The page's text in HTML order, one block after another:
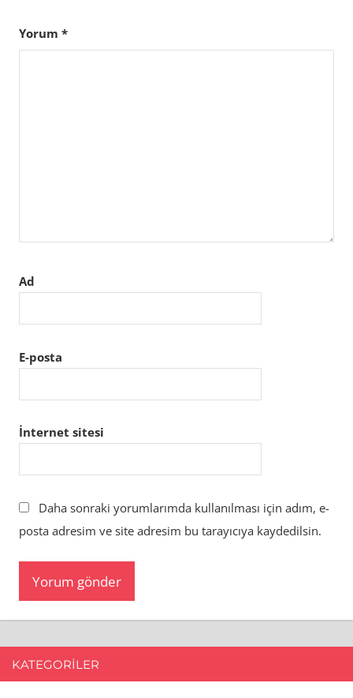
Yorum *
Ad
E-posta
İnternet sitesi
Daha sonraki yorumlarımda kullanılması için adım, e-
posta adresim ve site adresim bu tarayıcıya kaydedilsin.
KATEGORILER